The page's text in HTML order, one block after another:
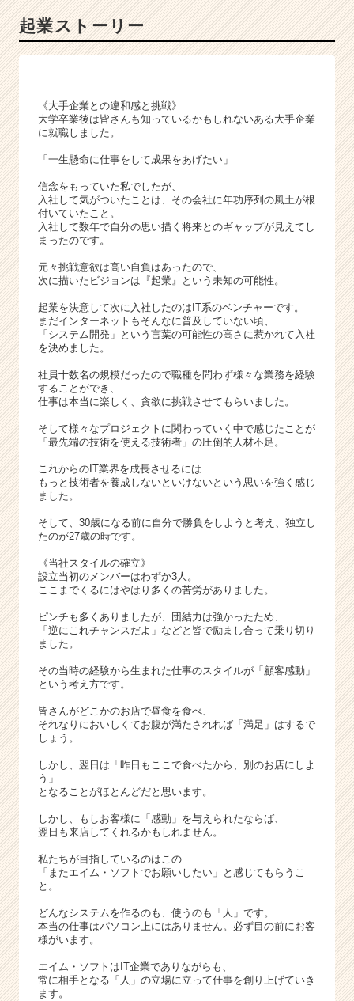
身
I
ン
ャ
|
ン
チ
ー・
成
業
ス
カ
ウ
ト
く
就
活
サ
イ
ト
チ
ャ
ア
（C
e
r
a
e
e
起業ストーリー
《大手企業との違和感と挑戦》
大学卒業後は皆さんも知っているかもしれないある大手企業
に就職しました。
「一生懸命に仕事をして成果をあげたい」
信念をもっていた私でしたが、
入社して気がついたことは、その会社に年功序列の風土が根
付いていたこと。
入社して数年で自分の思い描く将来とのギャップが見えてし
まったのです。
元々挑戦意欲は高い自負はあったので、
次に描いたビジョンは『起業』という未知の可能性。
起業を決意して次に入社したのはIT系のベンチャーです。
まだインターネットもそんなに普及していない頃、
「システム開発」という言葉の可能性の高さに惹かれて入社
を決めました。
社員十数名の規模だったので職種を問わず様々な業務を経験
することができ、
仕事は本当に楽しく、貪欲に挑戦させてもらいました。
そして様々なプロジェクトに関わっていく中で感じたことが
「最先端の技術を使える技術者」の圧倒的人材不足。
これからのIT業界を成長させるには
もっと技術者を養成しないといけないという思いを強く感じ
ました。
そして、30歳になる前に自分で勝負をしようと考え、独立し
たのが27歳の時です。
《当社スタイルの確立》
設立当初のメンバーはわずか3人。
ここまでくるにはやはり多くの苦労がありました。
ピンチも多くありましたが、団結力は強かったため、
「逆にこれチャンスだよ」などと皆で励まし合って乗り切り
ました。
その当時の経験から生まれた仕事のスタイルが「顧客感動」
という考え方です。
皆さんがどこかのお店で昼食を食べ、
それなりにおいしくてお腹が満たされれば「満足」はするで
しょう。
しかし、翌日は「昨日もここで食べたから、別のお店にしよ
う」
となることがほとんどだと思います。
しかし、もしお客様に「感動」を与えられたならば、
翌日も来店してくれるかもしれません。
私たちが目指しているのはこの
「またエイム・ソフトでお願いしたい」と感じてもらうこ
と。
どんなシステムを作るのも、使うのも「人」です。
本当の仕事はパソコン上にはありません。必ず目の前にお客
様がいます。
エイム・ソフトはIT企業でありながらも、
常に相手となる「人」の立場に立って仕事を創り上げていき
ます。